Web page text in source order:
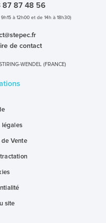
87 87 48 56
à 12h00 et de 14h à 18h30)
de contact
WENDEL (FRANCE)
légales
Vente
site